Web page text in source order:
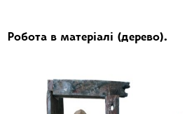
Робота в матеріалі (дерево).